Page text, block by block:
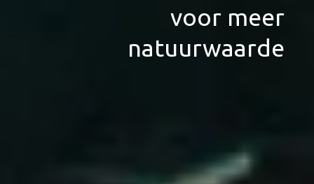
voor meer
natuurwaarde